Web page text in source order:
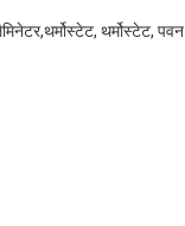
थर्मोस्टेट, पवन